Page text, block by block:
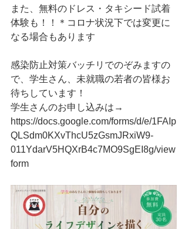
また、無料のドレス・タキシード試着
体験も！！＊コロナ状況下では変更に
なる場合もあります
感染防止対策バッチリでのぞみますの
で、学生さん、未就職の若者の皆様お
待ちしています！
学生さんのお申し込みは→
https://docs.google.com/forms/d/e/1FAIp
QLSdm0KXvThcU5zGsmJRxiW9-
011YdarV5HQXrB4c7MO9SgEI8g/view
form